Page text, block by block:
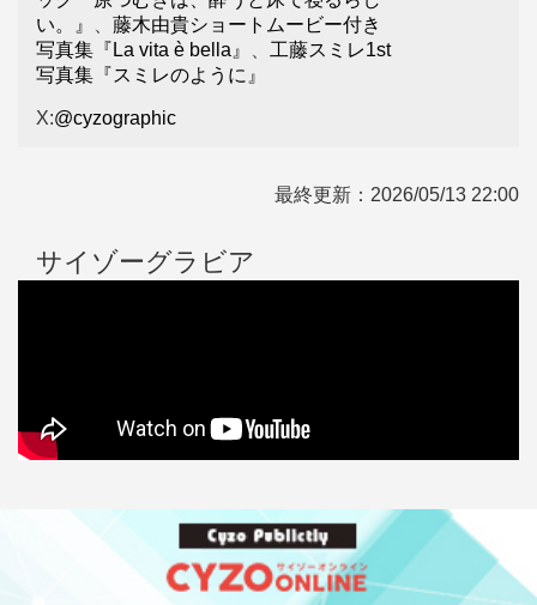
い。』
藤木由貴ショートムービー付き
写真集『La vita è bella』
工藤スミレ1st
写真集『スミレのように』
X:@cyzographic
最終更新： 2026/05/13 22:00
サイゾーグラビア